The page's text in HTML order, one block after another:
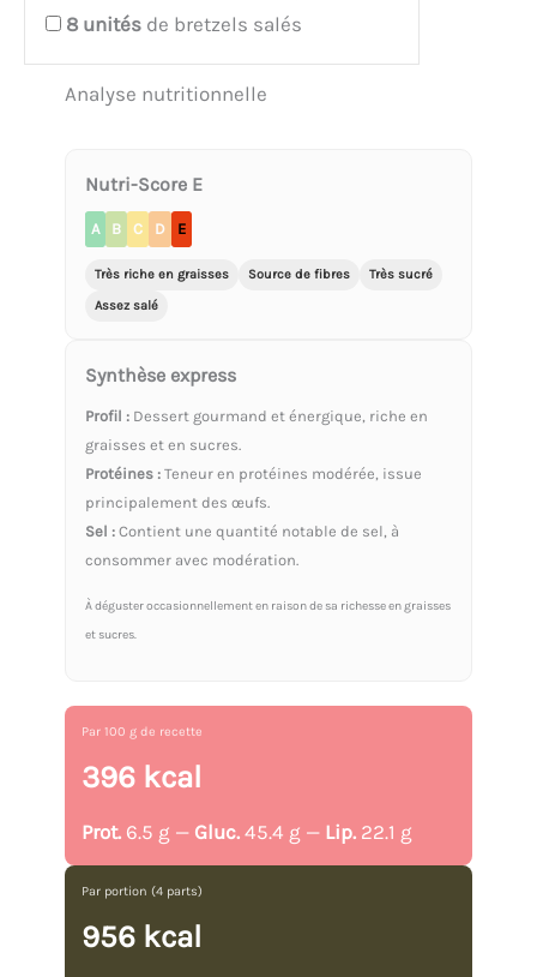
8 unités de bretzels salés
Analyse nutritionnelle
Nutri-Score E
A B C D E
Très riche en graisses Source de fibres
Très sucré
Assez salé
Synthèse express
Profil : Dessert gourmand et énergique, riche en
graisses et en sucres.
Protéines : Teneur en protéines modérée, issue
principalement des œufs.
Sel : Contient une quantité notable de sel, à
consommer avec modération.
À déguster occasionnellement en raison de sa richesse en graisses
et sucres.
Par 100 g de recette
396 kcal
Prot. 6.5 g — Gluc. 45.4 g — Lip. 22.1 g
Par portion (4 parts)
956 kcal